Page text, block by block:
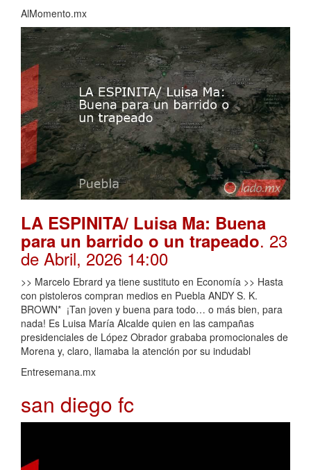
AlMomento.mx
LA ESPINITA/ Luisa Ma: Buena
para un barrido o un trapeado. 23
de Abril, 2026 14:00
>> Marcelo Ebrard ya tiene sustituto en Economía >> Hasta
con pistoleros compran medios en Puebla ANDY S. K.
BROWN* ¡Tan joven y buena para todo… o más bien, para
nada! Es Luisa María Alcalde quien en las campañas
presidenciales de López Obrador grababa promocionales de
Morena y, claro, llamaba la atención por su indudabl
Entresemana.mx
san diego fc